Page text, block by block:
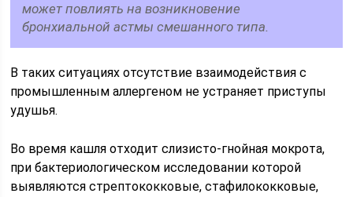
может повлиять на возникновение
бронхиальной астмы смешанного типа.
В таких ситуациях отсутствие взаимодействия с
промышленным аллергеном не устраняет приступы
удушья.
Во время кашля отходит слизисто-гнойная мокрота,
при бактериологическом исследовании которой
выявляются стрептококковые, стафилококковые,